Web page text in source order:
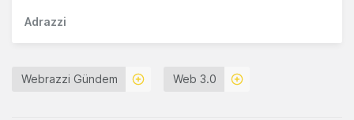
Adrazzi
Webrazzi Gündem Web 3.0